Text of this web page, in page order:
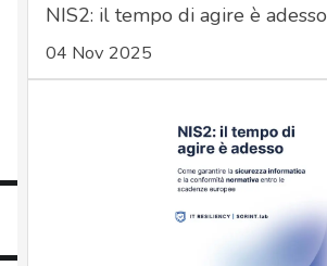
NIS2: il tempo di agire è adesso
04 Nov 2025